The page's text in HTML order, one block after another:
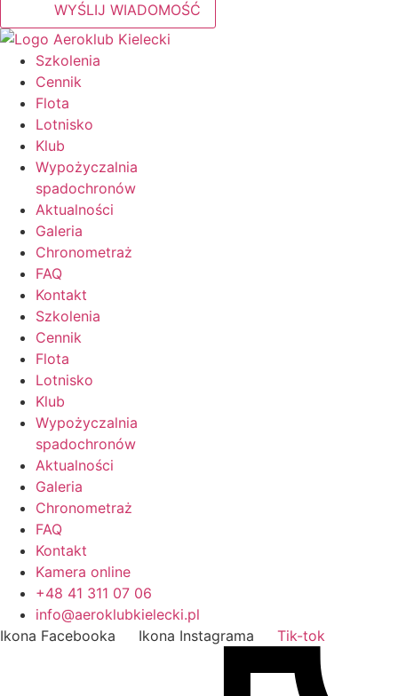
WYŚLIJ WIADOMOŚĆ
Szkolenia
Cennik
Flota
Lotnisko
Klub
Wypożyczalnia
spadochronów
Aktualności
Galeria
Chronometraż
FAQ
Kontakt
Szkolenia
Cennik
Flota
Lotnisko
Klub
Wypożyczalnia
spadochronów
Aktualności
Galeria
Chronometraż
FAQ
Kontakt
Kamera online
+48 41 311 07 06
info@aeroklubkielecki.pl
Ikona Facebooka
Ikona Instagrama Tik-tok